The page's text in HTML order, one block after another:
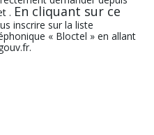
. En cliquant sur ce
inscrire sur la liste
« Bloctel » en allant